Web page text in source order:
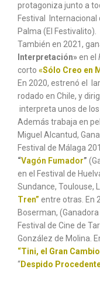
protagoniza junto a
Festival Internacional
Palma (El Festivalito).
También en 2021,
Interpretación»en el
corto «Sólo Creo en
En 2020, estrenó el
rodado en Chile, y
interpreta unos de
Además trabaja en
Miguel Alcantud,
Festival de Málaga
“Vagón Fumador”
en el Festival de
Sundance, Toulouse,
Tren” entre otras. En
Boserman,
Festival de Cine de
González de Molina.
“Tini, el Gran
“Despido